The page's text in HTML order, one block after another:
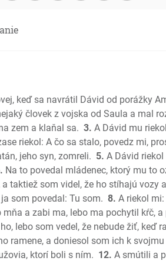
keď sa navrátil Dávid od porážky
človek z vojska od Saula a mal
zem a klaňal sa. 3. A Dávid mu
riekol: A čo sa stalo, povedz mi,
jeho syn, zomreli. 5. A Dávid
Na to povedal mládenec, ktorý mu to
taktiež som videl, že ho stíhajú vozy
som povedal: Tu som. 8. A riekol
a zabi ma, lebo ma pochytil kŕč,
lebo som vedel, že nebude žiť, keď
ramene, a doniesol som ich k
ktorí boli s ním. 12. A smútili a